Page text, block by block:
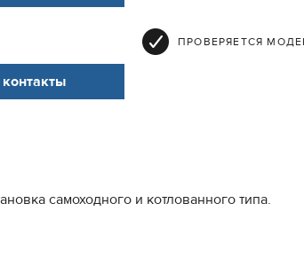
ПРОВЕРЯЕТСЯ
самоходного и котлованного типа.